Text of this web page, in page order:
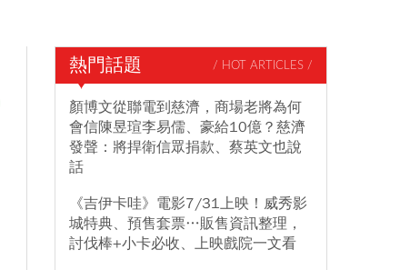
熱門話題 / HOT ARTICLES /
顏博文從聯電到慈濟，商場老將為何
會信陳昱瑄李易儒、豪給10億？慈濟
發聲：將捍衛信眾捐款、蔡英文也說
話
《吉伊卡哇》電影7/31上映！威秀影
城特典、預售套票…販售資訊整理，
討伐棒+小卡必收、上映戲院一文看